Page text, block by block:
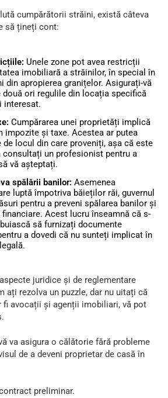
cumpărătorii străini, există câteva
să țineți cont:
Unele zone pot avea restricții
imobiliară a străinilor, în special în
din apropierea granițelor. Asigurați-vă
două ori regulile din locația specifică
interesat.
Cumpărarea unei proprietăți implică
impozite și taxe. Acestea ar putea
de locul din care proveniți, așa că este
consultați un profesionist pentru a
vă așteptați.
spălării banilor: Asemenea
luptă împotriva băieților răi, guvernul
pentru a preveni spălarea banilor și
Acest lucru înseamnă că s-
să furnizați documente
a dovedi că nu sunteți implicat în
juridice și de reglementare
ați rezolva un puzzle, dar nu uitați că
fi avocații și agenții imobiliari, vă pot
va asigura o călătorie fără probleme
de a deveni proprietar de casă în
preliminar.